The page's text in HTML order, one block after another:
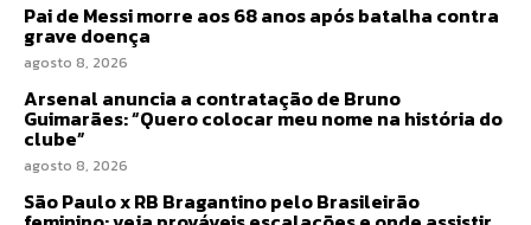
Pai de Messi morre aos 68 anos após batalha contra
grave doença
agosto 8, 2026
Arsenal anuncia a contratação de Bruno
Guimarães: “Quero colocar meu nome na história do
clube”
agosto 8, 2026
São Paulo x RB Bragantino pelo Brasileirão